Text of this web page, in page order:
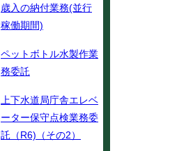
歳入の納付業務(並行
稼働期間)
ペットボトル水製作業
務委託
上下水道局庁舎エレベ
ーター保守点検業務委
託（R6)（その2）